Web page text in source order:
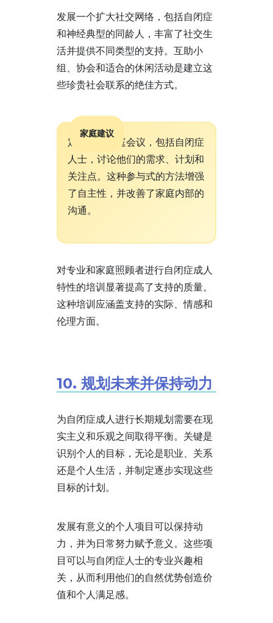
发展一个扩大社交网络，包括自闭症
和神经典型的同龄人，丰富了社交生
活并提供不同类型的支持。互助小
组、协会和适合的休闲活动是建立这
些珍贵社会联系的绝佳方式。
家庭建议
定期组织家庭会议，包括自闭症
人士，讨论他们的需求、计划和
关注点。这种参与式的方法增强
了自主性，并改善了家庭内部的
沟通。
对专业和家庭照顾者进行自闭症成人
特性的培训显著提高了支持的质量。
这种培训应涵盖支持的实际、情感和
伦理方面。
10. 规划未来并保持动力
为自闭症成人进行长期规划需要在现
实主义和乐观之间取得平衡。关键是
识别个人的目标，无论是职业、关系
还是个人生活，并制定逐步实现这些
目标的计划。
发展有意义的个人项目可以保持动
力，并为日常努力赋予意义。这些项
目可以与自闭症人士的专业兴趣相
关，从而利用他们的自然优势创造价
值和个人满足感。